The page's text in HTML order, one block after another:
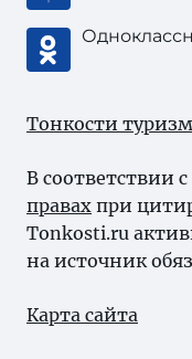
Тонкости
В соответствии
правах при
Tonkosti.ru
на источник
Карта сайта